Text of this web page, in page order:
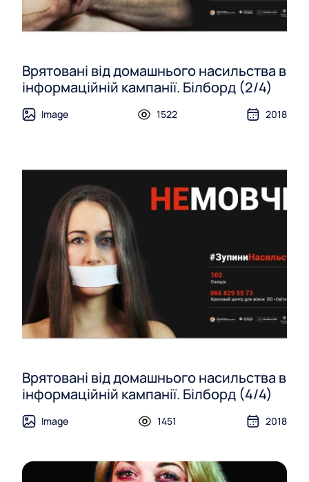
Врятовані від домашнього насильства в
інформаційній кампанії. Білборд (2/4)
Image 1522 2018
Врятовані від домашнього насильства в
інформаційній кампанії. Білборд (4/4)
Image 1451 2018